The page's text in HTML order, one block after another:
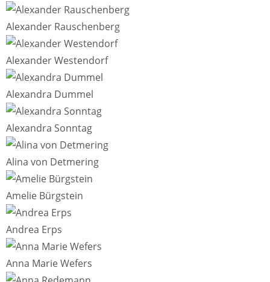
Alexander Rauschenberg
Alexander Westendorf
Alexandra Dummel
Alexandra Sonntag
Alina von Detmering
Amelie Bürgstein
Andrea Erps
Anna Marie Wefers